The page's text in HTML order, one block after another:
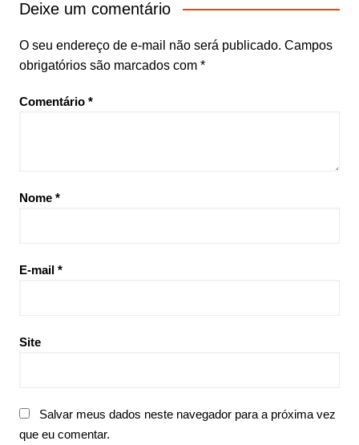
Deixe um comentário
O seu endereço de e-mail não será publicado. Campos
obrigatórios são marcados com *
Comentário *
Nome *
E-mail *
Site
Salvar meus dados neste navegador para a próxima vez
que eu comentar.